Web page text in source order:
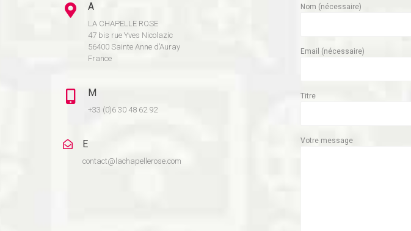
A
LA CHAPELLE ROSE
47 bis rue Yves Nicolazic
56400 Sainte Anne d’Auray
France
M
+33 (0)6 30 48 62 92
E
contact@lachapellerose.com
Nom (nécessaire)
Email (nécessaire)
Titre
Votre message